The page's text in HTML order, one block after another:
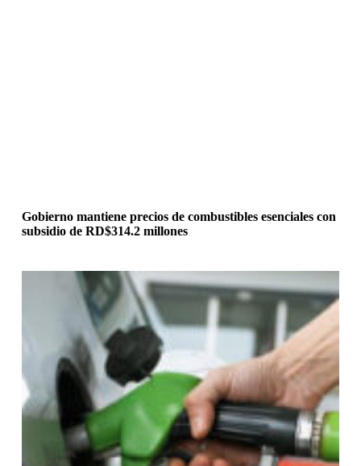
Gobierno mantiene precios de combustibles esenciales con
subsidio de RD$314.2 millones